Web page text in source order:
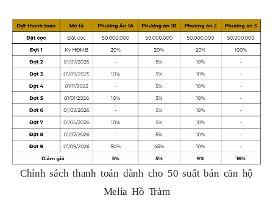
Chính sách thanh toán dành cho 50 suất bán căn hộ
Melia Hồ Tràm